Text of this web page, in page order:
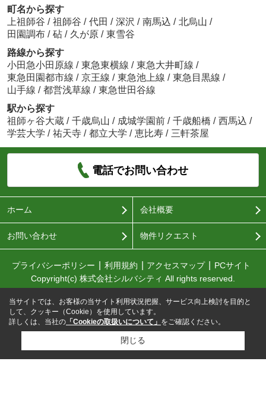
町名から探す
上祖師谷 / 祖師谷 / 代田 / 深沢 / 南馬込 / 北烏山 /
田園調布 / 砧 / 久が原 / 東雪谷
路線から探す
小田急小田原線 / 東急東横線 / 東急大井町線 /
東急田園都市線 / 京王線 / 東急池上線 / 東急目黒線 /
山手線 / 都営浅草線 / 東急世田谷線
駅から探す
祖師ヶ谷大蔵 / 千歳烏山 / 成城学園前 / 千歳船橋 / 西馬込 /
学芸大学 / 祐天寺 / 都立大学 / 恵比寿 / 三軒茶屋
電話でお問い合わせ
ホーム 会社概要
お問い合わせ 物件リクエスト
プライバシーポリシー 利用規約 アクセスマップ
PCサイト
Copyright(c) 株式会社シルバシティ All rights reserved.
当サイトでは、お客様の当サイト利用状況把握、サービス向上検討を目的と
して、クッキー（Cookie）を使用しています。
詳しくは、当社の 「Cookieの取扱いについて」 をご確認ください。
閉じる